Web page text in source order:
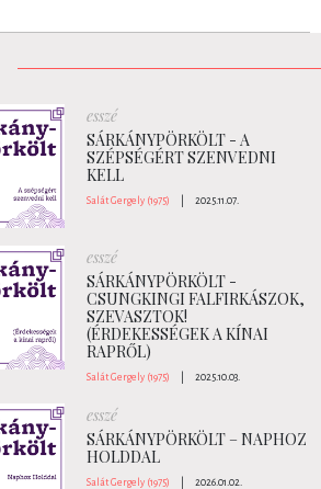
esszé
SÁRKÁNYPÖRKÖLT - A
SZÉPSÉGÉRT SZENVEDNI
KELL
Salát Gergely (1975) 2025.11.07.
esszé
SÁRKÁNYPÖRKÖLT -
CSUNGKINGI FALFIRKÁSZOK,
SZEVASZTOK!
(ÉRDEKESSÉGEK A KÍNAI
RAPRŐL)
Salát Gergely (1975) 2025.10.03.
esszé
SÁRKÁNYPÖRKÖLT – NAPHOZ
HOLDDAL
Salát Gergely (1975) 2026.01.02.